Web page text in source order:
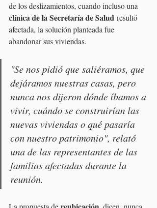
de los deslizamientos, cuando incluso una
clínica de la Secretaría de Salud resultó
afectada, la solución planteada fue
abandonar sus viviendas.
"Se nos pidió que saliéramos, que
dejáramos nuestras casas, pero
nunca nos dijeron dónde íbamos a
vivir, cuándo se construirían las
nuevas viviendas o qué pasaría
con nuestro patrimonio", relató
una de las representantes de las
familias afectadas durante la
reunión.